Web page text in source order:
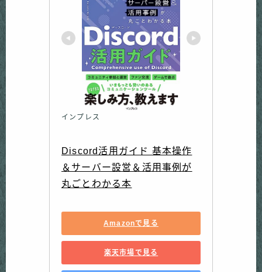
インプレス
Discord活用ガイド 基本操作
＆サーバー設営＆活用事例が
丸ごとわかる本
Amazonで見る
楽天市場で見る